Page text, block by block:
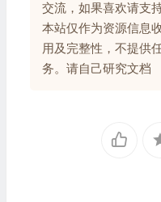
交流，如果喜欢请支持
本站仅作为资源信息
用及完整性，不提供
务。请自己研究文档